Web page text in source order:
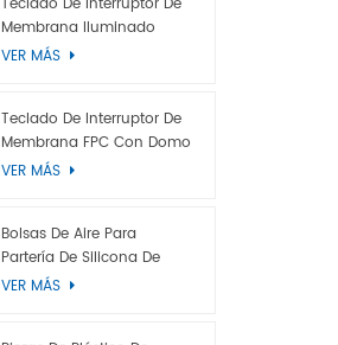
Membrana Iluminado
VER MÁS
Teclado De Interruptor De
Membrana FPC Con Domo
Metálico
VER MÁS
Bolsas De Aire Para
Partería De Silicona De
Grado Médico
VER MÁS